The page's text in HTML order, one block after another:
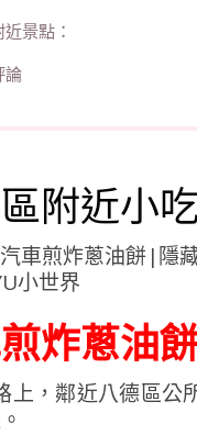
近景點：
論
附近小吃
炸蔥油
上， 鄰近八德區公